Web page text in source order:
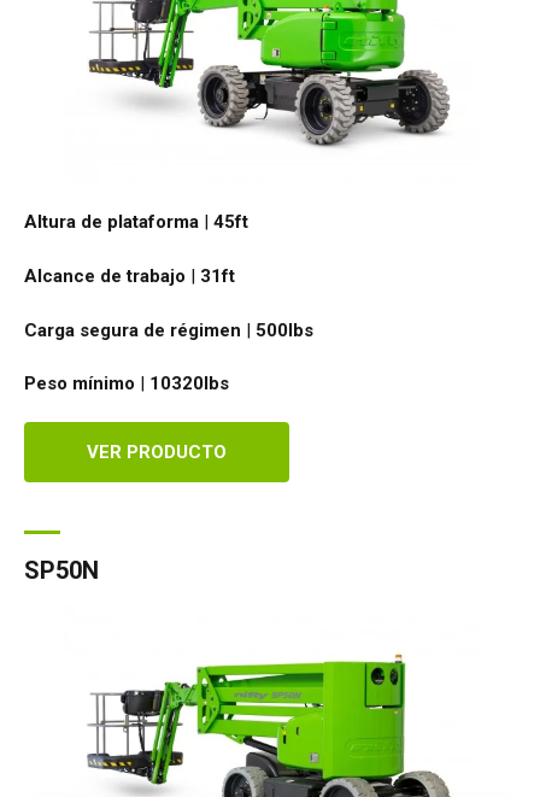
Altura de plataforma | 45ft
Alcance de trabajo | 31ft
Carga segura de régimen | 500lbs
Peso mínimo | 10320lbs
VER PRODUCTO
SP50N